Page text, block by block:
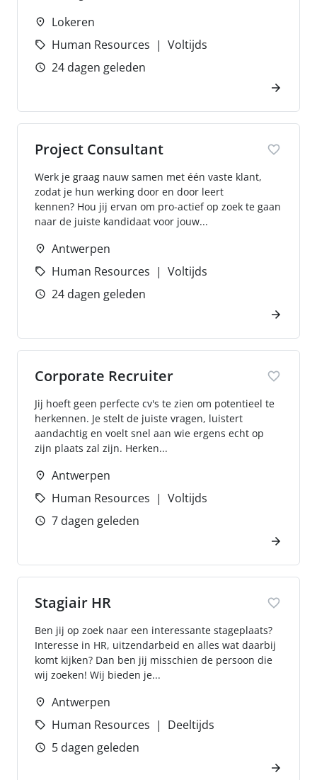
Lokeren
Human Resources
Voltijds
24 dagen geleden
Project Consultant
Werk je graag nauw samen met één vaste klant,
zodat je hun werking door en door leert
kennen? Hou jij ervan om pro-actief op zoek te gaan
naar de juiste kandidaat voor jouw...
Antwerpen
Human Resources
Voltijds
24 dagen geleden
Corporate Recruiter
Jij hoeft geen perfecte cv's te zien om potentieel te
herkennen. Je stelt de juiste vragen, luistert
aandachtig en voelt snel aan wie ergens echt op
zijn plaats zal zijn. Herken...
Antwerpen
Human Resources
Voltijds
7 dagen geleden
Stagiair HR
Ben jij op zoek naar een interessante stageplaats?
Interesse in HR, uitzendarbeid en alles wat daarbij
komt kijken? Dan ben jij misschien de persoon die
wij zoeken! Wij bieden je...
Antwerpen
Human Resources
Deeltijds
5 dagen geleden